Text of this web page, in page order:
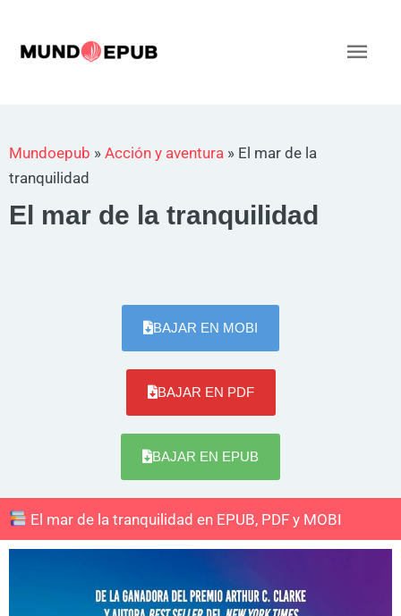
contenido
Mundoepub » Acción y aventura » El mar de la
tranquilidad
El mar de la tranquilidad
BAJAR EN MOBI
BAJAR EN PDF
BAJAR EN EPUB
El mar de la tranquilidad en EPUB, PDF y MOBI